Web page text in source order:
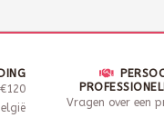
van 10 - 17u30
Vragen over een